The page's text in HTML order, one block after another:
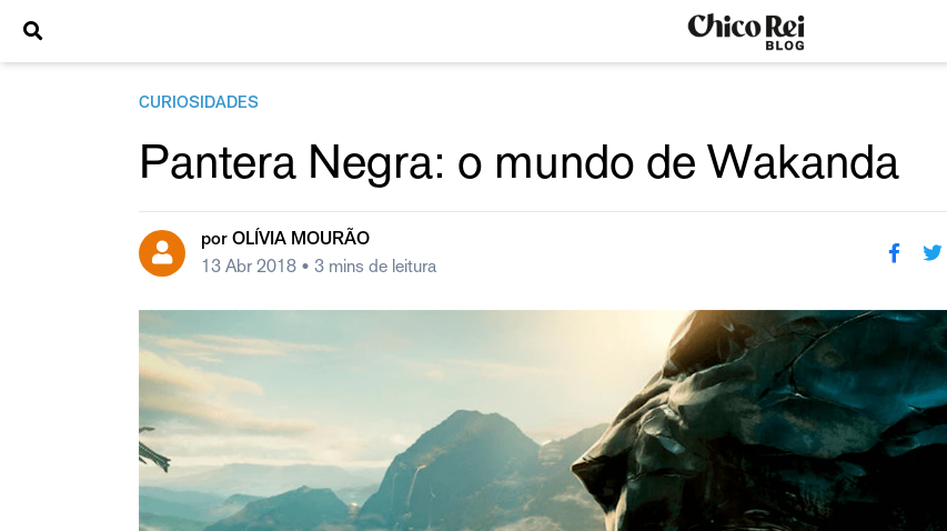
CURIOSIDADES
Pantera Negra: o mundo de Wakanda
porOLÍVIA MOURÃO
13 Abr 2018 • 3 mins de leitura